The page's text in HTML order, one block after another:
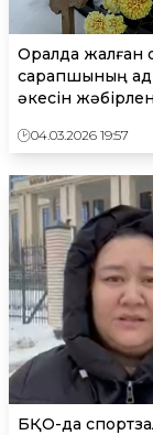
Оралда жалған
сарапшының
әкесін
04.03.2026 19:57
БҚО-да